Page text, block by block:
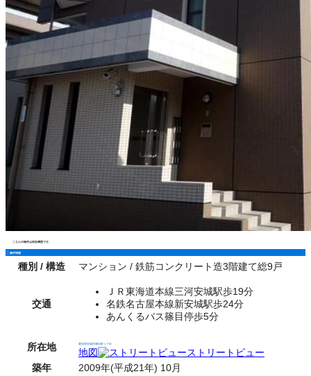
こちらの物件は現在満室です。
物件情報
種別 / 構造 マンション / 鉄筋コンクリート造3階建て総9戸
交通
ＪＲ東海道本線三河安城駅歩19分
名鉄名古屋本線新安城駅歩24分
あんくるバス篠目停歩5分
所在地 愛知県安城市篠目町１丁目
地図
ストリートビュー
築年
2009年(平成21年) 10月